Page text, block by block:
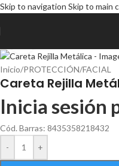
Skip to navigation Skip to main
Inicio/PROTECCIÓN/FACIAL
Careta Rejilla
Inicia sesión
Cód. Barras: 8435358218432
-
+